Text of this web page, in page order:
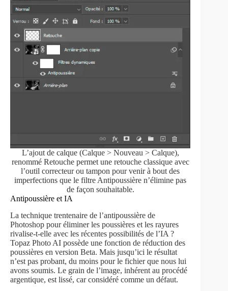
L’ajout de calque (Calque > Nouveau > Calque),
renommé Retouche permet une retouche classique avec
l’outil correcteur ou tampon pour venir à bout des
imperfections que le filtre Antipoussière n’élimine pas
de façon souhaitable.
Antipoussière et IA
La technique trentenaire de l’antipoussière de
Photoshop pour éliminer les poussières et les rayures
rivalise-t-elle avec les récentes possibilités de l’IA ?
Topaz Photo AI possède une fonction de réduction des
poussières en version Beta. Mais jusqu’ici le résultat
n’est pas probant, du moins pour le fichier que nous lui
avons soumis. Le grain de l’image, inhérent au procédé
argentique, est lissé, car considéré comme un défaut.